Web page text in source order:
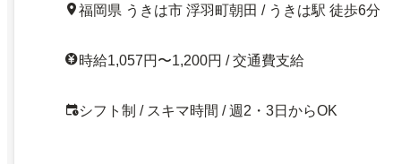
福岡県 うきは市 浮羽町朝田 / うきは駅 徒歩6分
時給1,057円〜1,200円 / 交通費支給
シフト制 / スキマ時間 / 週2・3日からOK